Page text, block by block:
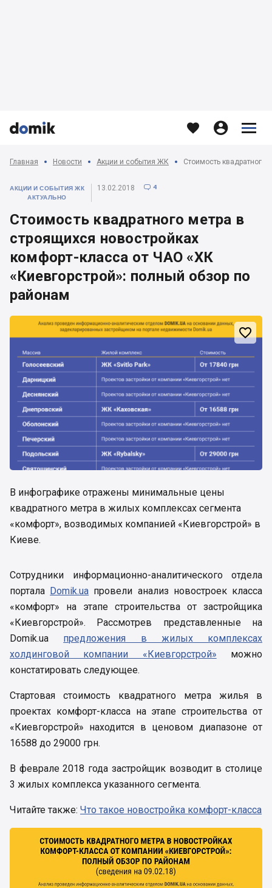


   


Главная Новости Акции и события ЖК
АКЦИИ И СОБЫТИЯ ЖК
АКТУАЛЬНО
13.02.2018  4
Стоимость квадратного метра в
строящихся новостройках
комфорт-класса от ЧАО «ХК
«Киевгорстрой»: полный обзор по
районам

В инфографике отражены минимальные цены
квадратного метра в жилых комплексах сегмента
«комфорт», возводимых компанией «Киевгорстрой» в
Киеве.
Сотрудники информационно-аналитического отдела
портала Domik.ua провели анализ новостроек класса
«комфорт» на этапе строительства от застройщика
«Киевгорстрой». Рассмотрев представленные на
Domik.ua предложения в жилых комплексах
холдинговой компании «Киевгорстрой» можно
констатировать следующее.
Стартовая стоимость квадратного метра жилья в
проектах комфорт-класса на этапе строительства от
«Киевгорстрой» находится в ценовом диапазоне от
16588 до 29000 грн.
В феврале 2018 года застройщик возводит в столице
3 жилых комплекса указанного сегмента.
Читайте также: Что такое новостройка комфорт-класса